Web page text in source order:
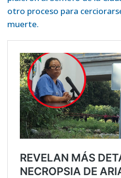
otro proceso para
muerte.